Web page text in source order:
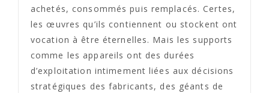
achetés, consommés puis remplacés. Certes,
les œuvres qu’ils contiennent ou stockent ont
vocation à être éternelles. Mais les supports
comme les appareils ont des durées
d’exploitation intimement liées aux décisions
stratégiques des fabricants, des géants de